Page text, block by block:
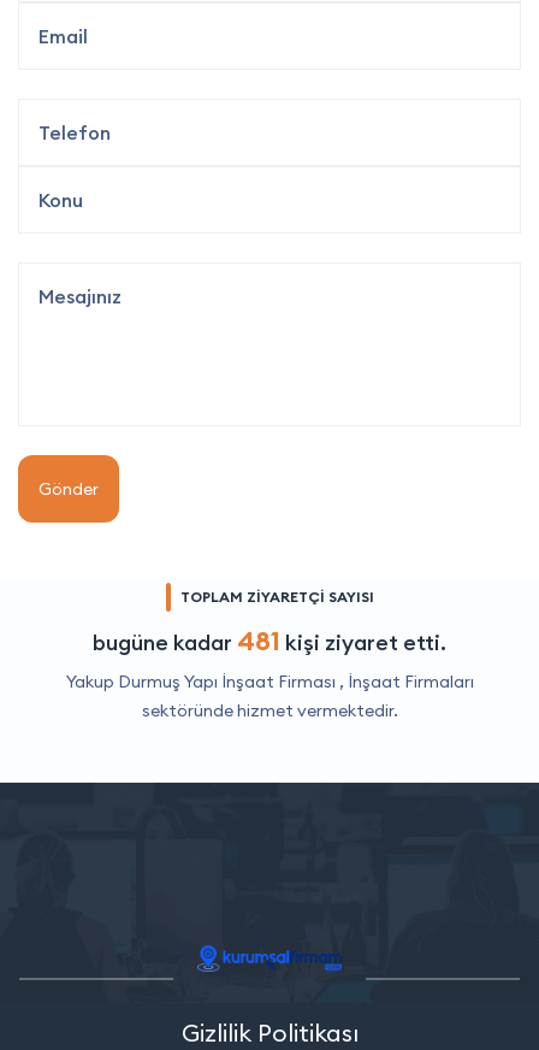
Gönder
TOPLAM ZİYARETÇİ SAYISI
bugüne kadar 481 kişi ziyaret etti.
Yakup Durmuş Yapı İnşaat Firması , İnşaat Firmaları
sektöründe hizmet vermektedir.
Gizlilik Politikası